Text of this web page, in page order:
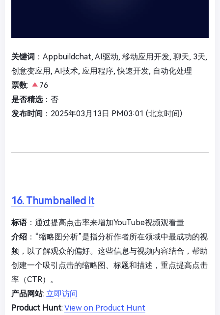
关键词 ：Appbuildchat, AI驱动, 移动应用开发, 聊天, 3天,
创意变应用, AI技术, 应用程序, 快速开发, 自动化处理
票数:
76
是否精选：否
发布时间 ：2025年03月13日 PM03:01 (北京时间)
16. Thumbnailed it
标语：通过提高点击率来增加YouTube视频观看量
介绍 ：“缩略图分析”是指分析作者所在领域中最成功的视
频，以了解观众的偏好。这些信息与视频内容结合，帮助
创建一个吸引点击的缩略图、标题和描述，重点提高点击
率（CTR）。
产品网站: 立即访问
Product Hunt: View on Product Hunt